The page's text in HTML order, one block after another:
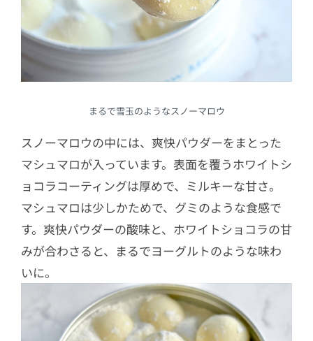
まるで雪玉のようなスノーマロウ
スノーマロウの中には、爽快パウダーをまとった
マシュマロが入っています。表面を覆うホワイトシ
ョコラコーティングは厚めで、ミルキーな甘さ。
マシュマロは少しかためで、グミのような食感で
す。爽快パウダーの酸味と、ホワイトショコラの甘
みが合わさると、まるでヨーグルトのような味わ
いに。